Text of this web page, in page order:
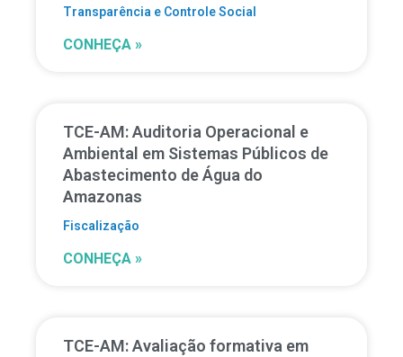
Transparência e Controle Social
CONHEÇA »
TCE-AM: Auditoria Operacional e
Ambiental em Sistemas Públicos de
Abastecimento de Água do
Amazonas
Fiscalização
CONHEÇA »
TCE-AM: Avaliação formativa em